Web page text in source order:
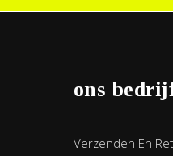
ons
Verzenden En